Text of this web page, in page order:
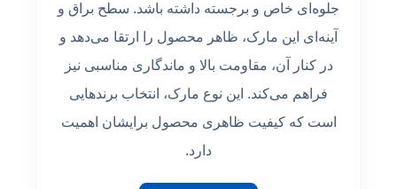
جلوه‌ای خاص و برجسته داشته باشد. سطح براق و
آینه‌ای این مارک، ظاهر محصول را ارتقا می‌دهد و
در کنار آن، مقاومت بالا و ماندگاری مناسبی نیز
فراهم می‌کند. این نوع مارک، انتخاب برندهایی
است که کیفیت ظاهری محصول برایشان اهمیت
دارد.